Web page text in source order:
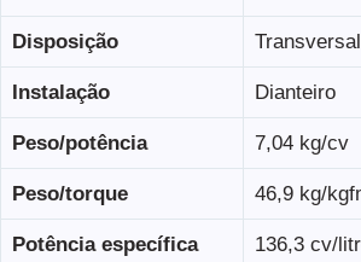
Disposição Transversal
Instalação Dianteiro
Peso/potência 7,04 kg/cv
Peso/torque 46,9 kg/
Potência específica 136,3 cv/